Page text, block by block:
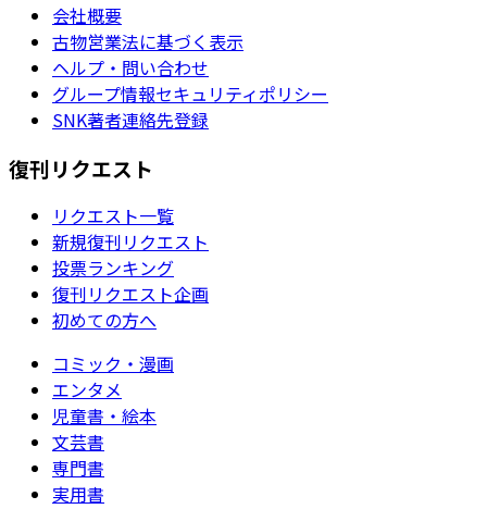
会社概要
古物営業法に基づく表示
ヘルプ・問い合わせ
グループ情報セキュリティポリシー
SNK著者連絡先登録
復刊リクエスト
リクエスト一覧
新規復刊リクエスト
投票ランキング
復刊リクエスト企画
初めての方へ
コミック・漫画
エンタメ
児童書・絵本
文芸書
専門書
実用書